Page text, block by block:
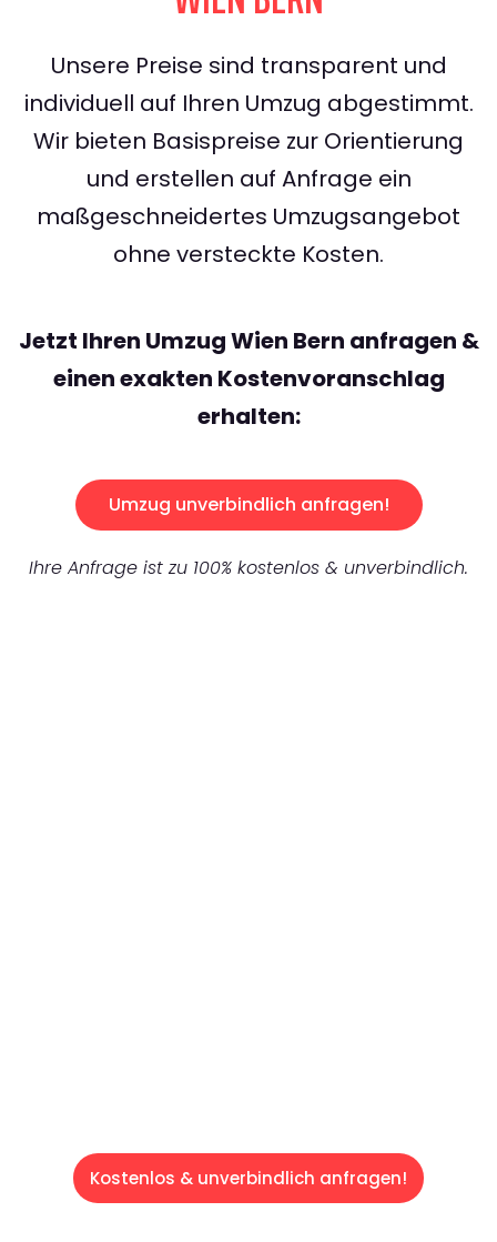
Unsere Preise sind transparent und
individuell auf Ihren Umzug abgestimmt.
Wir bieten Basispreise zur Orientierung
und erstellen auf Anfrage ein
maßgeschneidertes Umzugsangebot
ohne versteckte Kosten.
Jetzt Ihren Umzug Wien Bern anfragen &
einen exakten Kostenvoranschlag
erhalten:
Umzug unverbindlich anfragen!
Ihre Anfrage ist zu 100% kostenlos & unverbindlich.
Kostenlos & unverbindlich anfragen!